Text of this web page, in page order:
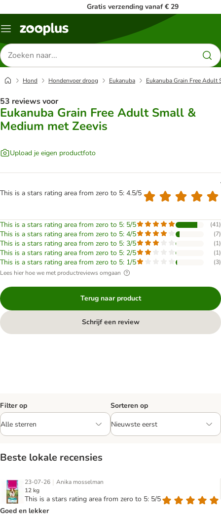
Gratis verzending vanaf € 29
Menu
Zoeken
naar
producten
Hond Hondenvoer droog Eukanuba Eukanuba Grain Free Adult
53 reviews voor
Eukanuba Grain Free Adult Small &
Medium met Zeevis
Upload je eigen productfoto
This is a stars rating area from zero to 5: 4.5/5
This is a stars rating area from zero to 5: 5/5 (41)
This is a stars rating area from zero to 5: 4/5 (7)
This is a stars rating area from zero to 5: 3/5 (1)
This is a stars rating area from zero to 5: 2/5 (1)
This is a stars rating area from zero to 5: 1/5 (3)
Lees hier hoe we met productreviews omgaan
Terug naar product
Schrijf een review
Filter op Sorteren op
Beste lokale recensies
23-07-26 | Anika mosselman
12 kg
This is a stars rating area from zero to 5: 5/5
Goed en lekker